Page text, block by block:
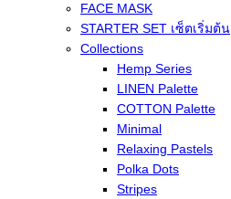
FACE MASK
STARTER SET เซ็ตเริ่มต้น
Collections
Hemp Series
LINEN Palette
COTTON Palette
Minimal
Relaxing Pastels
Polka Dots
Stripes